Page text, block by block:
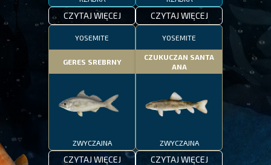
CZYTAJ WIĘCEJ CZYTAJ WIĘCEJ
YOSEMITE
GERES SREBRNY
ZWYCZAJNA
CZYTAJ WIĘCEJ
YOSEMITE
CZUKUCZAN SANTA
ANA
ZWYCZAJNA
CZYTAJ WIĘCEJ